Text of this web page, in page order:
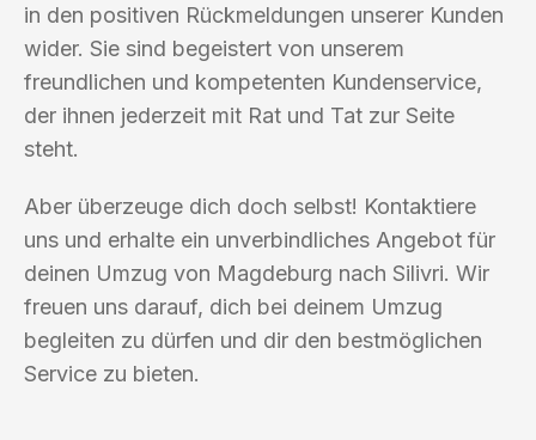
in den positiven Rückmeldungen unserer Kunden
wider. Sie sind begeistert von unserem
freundlichen und kompetenten Kundenservice,
der ihnen jederzeit mit Rat und Tat zur Seite
steht.
Aber überzeuge dich doch selbst! Kontaktiere
uns und erhalte ein unverbindliches Angebot für
deinen Umzug von Magdeburg nach Silivri. Wir
freuen uns darauf, dich bei deinem Umzug
begleiten zu dürfen und dir den bestmöglichen
Service zu bieten.